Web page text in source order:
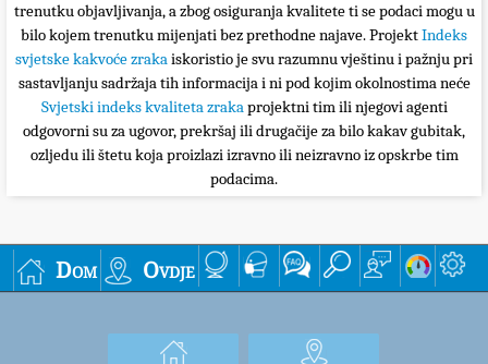
trenutku objavljivanja, a zbog osiguranja kvalitete ti se podaci mogu u
bilo kojem trenutku mijenjati bez prethodne najave. ProjektIndeks
svjetske kakvoće zrakaiskoristio je svu razumnu vještinu i pažnju pri
sastavljanju sadržaja tih informacija i ni pod kojim okolnostima neće
Svjetski indeks kvaliteta zrakaprojektni tim ili njegovi agenti
odgovorni su za ugovor, prekršaj ili drugačije za bilo kakav gubitak,
ozljedu ili štetu koja proizlazi izravno ili neizravno iz opskrbe tim
podacima.
Dom Ovdje